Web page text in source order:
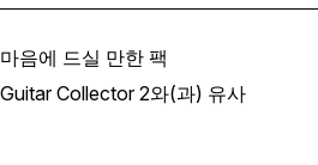
마음에 드실 만한 팩
Guitar Collector 2와(과) 유사